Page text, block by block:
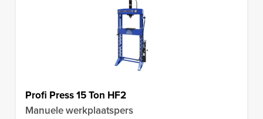
Profi Press 15 Ton HF2
Manuele werkplaatspers